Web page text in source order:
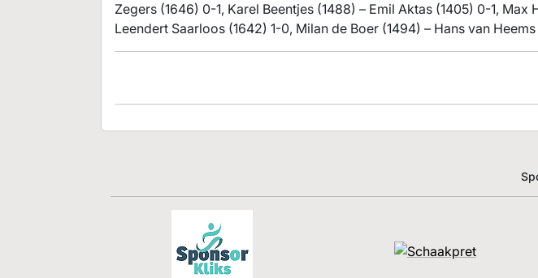
Zegers (1646) 0-1, Karel Beentjes (1488) – Emil Aktas (1405) 0-1, Max
Leendert Saarloos (1642) 1-0, Milan de Boer (1494) – Hans van